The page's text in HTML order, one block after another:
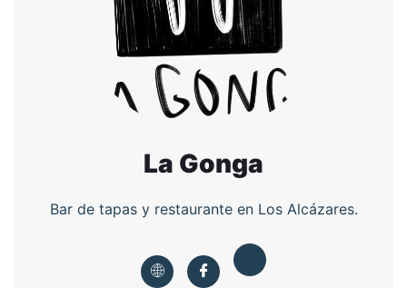
La Gonga
Bar de tapas y restaurante en Los Alcázares.